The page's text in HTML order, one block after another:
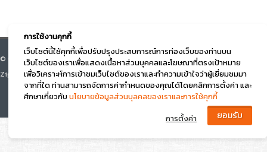
การใช้งานคุกกี้
เว็บไซต์นี้ใช้คุกกี้เพื่อปรับปรุงประสบการณ์การท่องเว็บของท่านบน
เว็บไซต์ของเราเพื่อแสดงเนื้อหาส่วนบุคคลและโฆษณาที่ตรงเป้าหมาย
เพื่อวิเคราะห์การเข้าชมเว็บไซต์ของเราและทำความเข้าใจว่าผู้เยี่ยมชมมา
จากที่ใด ท่านสามารถจัดการค่ากำหนดของคุณได้โดยคลิกการตั้งค่า และ
ศึกษาเกี่ยวกับนโยบายข้อมูลส่วนบุลคลของเราและการใช้คุกกี้
การตั้งค่า
© Course Square 2026 All right reserved. v.3.0 Designed by Beyond
Zigma